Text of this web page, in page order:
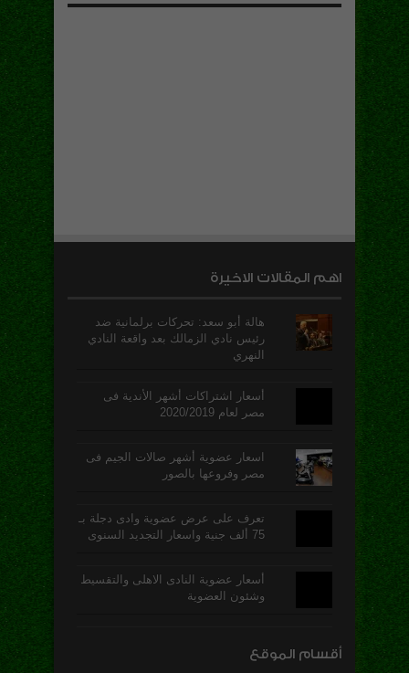
اهم المقالات الاخيرة
هالة أبو سعد: تحركات برلمانية ضد
رئيس نادي الزمالك بعد واقعة النادي
النهري
أسعار اشتراكات أشهر الأندية فى
مصر لعام 2020/2019
اسعار عضوية أشهر صالات الجيم فى
مصر وفروعها بالصور
تعرف على عرض عضوية وادى دجلة بـ
75 ألف جنية واسعار التجديد السنوى
أسعار عضوية النادى الاهلى والتقسيط
وشئون العضوية
أقسام الموقع